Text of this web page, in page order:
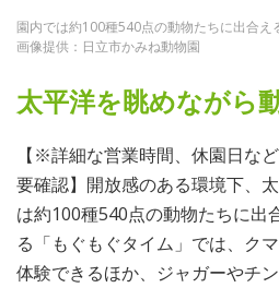
園内では約100種540点の動物たちに出合え
画像提供：日立市かみね動物園
太平洋を眺めながら
【※詳細な営業時間、休園日な
要確認】開放感のある環境下、
は約100種540点の動物たちに出
る「もぐもぐタイム」では、ク
体験できるほか、ジャガーやチ